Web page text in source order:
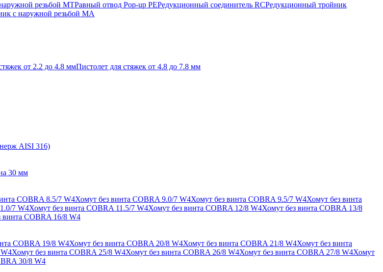
резьбой MTРавный отвод Pop-up PEРедукционный соединитель RCРедукционный тройник
с наружной резьбой MA
от 2.2 до 4.8 ммПистолет для стяжек от 4.8 до 7.8 мм
AISI 316)
30 мм
COBRA 8.5/7 W4Хомут без винта COBRA 9.0/7 W4Хомут без винта COBRA 9.5/7 W4Хомут без винта
7 W4Хомут без винта COBRA 11.5/7 W4Хомут без винта COBRA 12/8 W4Хомут без винта COBRA 13/8
винта COBRA 16/8 W4
COBRA 19/8 W4Хомут без винта COBRA 20/8 W4Хомут без винта COBRA 21/8 W4Хомут без винта
Хомут без винта COBRA 25/8 W4Хомут без винта COBRA 26/8 W4Хомут без винта COBRA 27/8 W4Хомут
30/8 W4